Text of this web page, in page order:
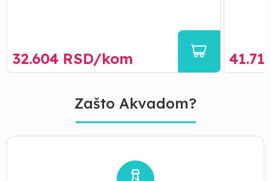
32.604 RSD/kom
Zašto Akvadom?